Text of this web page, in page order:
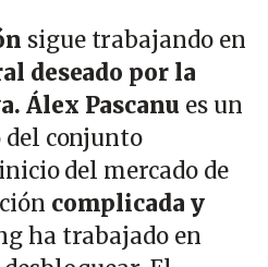
sigue trabajando en
deseado por la
Álex Pascanu es un
conjunto
del mercado de
complicada y
ha trabajado en